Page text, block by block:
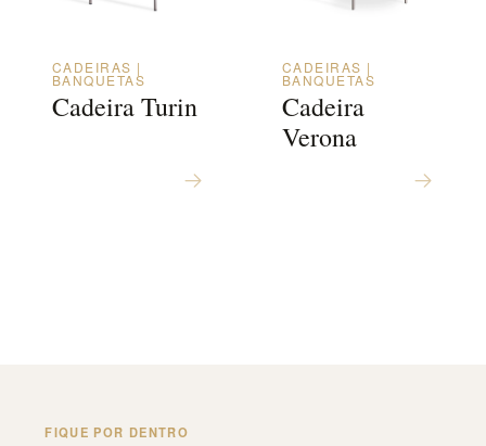
CADEIRAS |
BANQUETAS
Cadeira Turin
CADEIRAS |
BANQUETAS
Cadeira
Verona
FIQUE POR DENTRO